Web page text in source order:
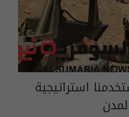
استراتيجية